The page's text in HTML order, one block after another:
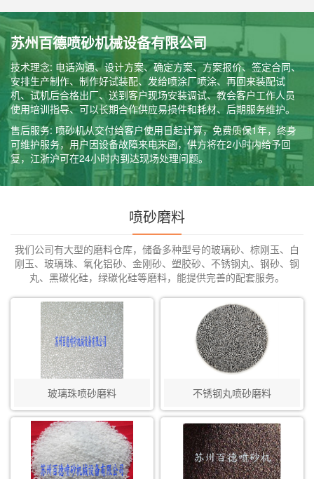
苏州百德喷砂机械设备有限公司
技术理念: 电话沟通、设计方案、确定方案、方案报价、签定合同、
安排生产制作、制作好试装配、发给喷涂厂喷涂、再回来装配试
机、试机后合格出厂、送到客户现场安装调试、教会客户工作人员
使用培训指导、可以长期合作供应易损件和耗材、后期服务维护。
售后服务: 喷砂机从交付给客户使用日起计算，免费质保1年，终身
可维护服务，用户因设备故障来电来函，供方将在2小时内给予回
复，江浙沪可在24小时内到达现场处理问题。
喷砂磨料
我们公司有大型的磨料仓库，储备多种型号的玻璃砂、棕刚玉、白
刚玉、玻璃珠、氧化铝砂、金刚砂、塑胶砂、不锈钢丸、钢砂、钢
丸、黑碳化硅，绿碳化硅等磨料，能提供完善的配套服务。
玻璃珠喷砂磨料 不锈钢丸喷砂磨料